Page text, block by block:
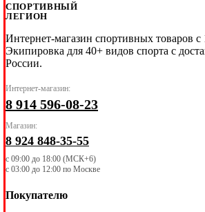
СПОРТИВНЫЙ
ЛЕГИОН
Интернет-магазин спортивных товаров с
Экипировка для 40+ видов спорта с
России.
Интернет-магазин:
8 914 596-08-23
Магазин:
8 924 848-35-55
с 09:00 до 18:00 (МСК+6)
с 03:00 до 12:00 по Москве
Покупателю